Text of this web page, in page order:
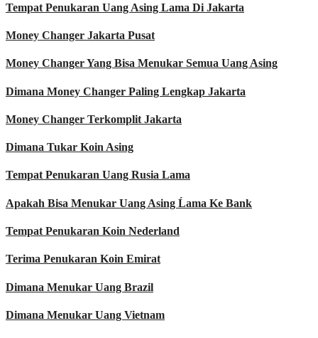
Tempat Penukaran Uang Asing Lama Di Jakarta
Money Changer Jakarta Pusat
Money Changer Yang Bisa Menukar Semua Uang Asing
Dimana Money Changer Paling Lengkap Jakarta
Money Changer Terkomplit Jakarta
Dimana Tukar Koin Asing
Tempat Penukaran Uang Rusia Lama
Apakah Bisa Menukar Uang Asing Ĺama Ke Bank
Tempat Penukaran Koin Nederland
Terima Penukaran Koin Emirat
Dimana Menukar Uang Brazil
Dimana Menukar Uang Vietnam